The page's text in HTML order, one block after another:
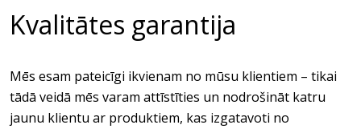
Kvalitātes garantija
Mēs esam pateicīgi ikvienam no mūsu klientiem – tikai
tādā veidā mēs varam attīstīties un nodrošināt katru
jaunu klientu ar produktiem, kas izgatavoti no